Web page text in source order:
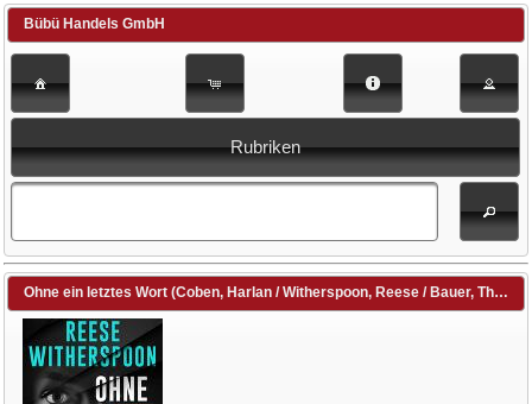
Bübü Handels GmbH
Rubriken
Ohne ein letztes Wort (Coben, Harlan / Witherspoon, Reese / Bauer, Thomas (Übers.) / Breuer, Charlotte (Übers.) / Kwisinski, Gunnar (Übers.) / Leschke, Friedo (Übers.) / Lutze, Kristian (Übers.))